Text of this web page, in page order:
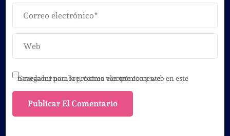
Guarda mi nombre, correo electrónico y web en este navegador para la próxima vez que comente.